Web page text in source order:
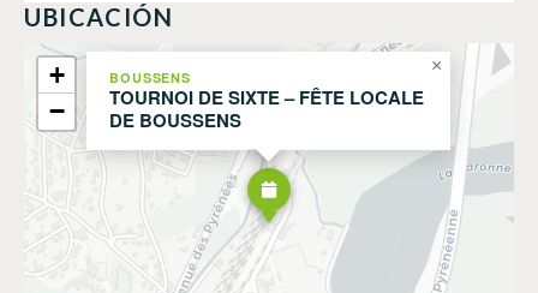
UBICACIÓN
BOUSSENS
TOURNOI DE SIXTE – FÊTE LOCALE
DE BOUSSENS
×
+
−